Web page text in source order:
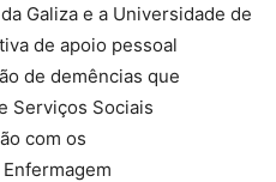
Galiza e a Universidade de
de apoio pessoal
de demências que
Serviços Sociais
com os